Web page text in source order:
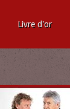
Livre d'or